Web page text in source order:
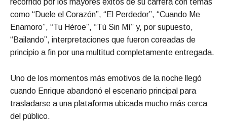
como “Duele el Corazón”, “El Perdedor”, “Cuando Me
Enamoro”, “Tu Héroe”, “Tú Sin Mí” y, por supuesto,
“Bailando”, interpretaciones que fueron coreadas de
principio a fin por una multitud completamente entregada.
Uno de los momentos más emotivos de la noche llegó
cuando Enrique abandonó el escenario principal para
trasladarse a una plataforma ubicada mucho más cerca
del público.